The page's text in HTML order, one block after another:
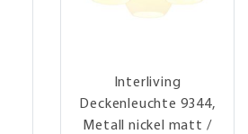
Interliving
Deckenleuchte 9344,
Metall nickel matt /